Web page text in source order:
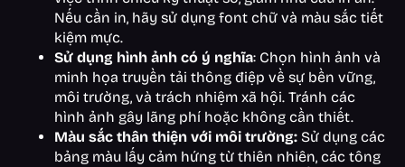
Nếu cần in, hãy sử dụng font chữ và màu sắc tiết
kiệm mực.
Sử dụng hình ảnh có ý nghĩa: Chọn hình ảnh và
minh họa truyền tải thông điệp về sự bền vững,
môi trường, và trách nhiệm xã hội. Tránh các
hình ảnh gây lãng phí hoặc không cần thiết.
Màu sắc thân thiện với môi trường: Sử dụng các
bảng màu lấy cảm hứng từ thiên nhiên, các tông